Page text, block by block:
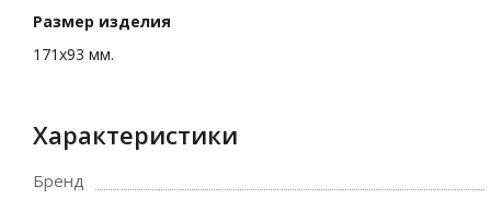
Размер изделия
171х93 мм.
Характеристики
Бренд